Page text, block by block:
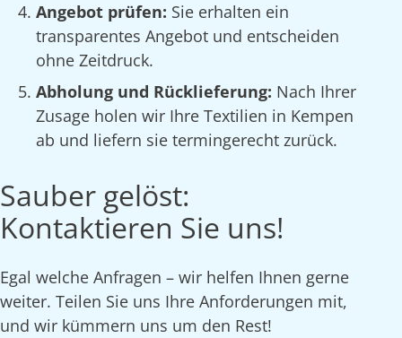
Angebot prüfen: Sie erhalten ein
transparentes Angebot und entscheiden
ohne Zeitdruck.
Abholung und Rücklieferung: Nach Ihrer
Zusage holen wir Ihre Textilien in Kempen
ab und liefern sie termingerecht zurück.
Sauber gelöst:
Kontaktieren Sie uns!
Egal welche Anfragen – wir helfen Ihnen gerne
weiter. Teilen Sie uns Ihre Anforderungen mit,
und wir kümmern uns um den Rest!